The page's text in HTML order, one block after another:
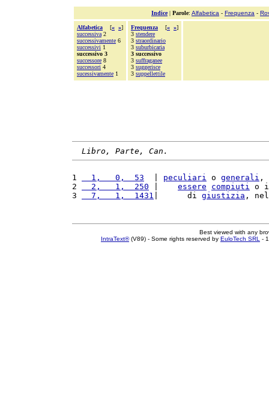
Indice| Parole: Alfabetica - Frequenza -
Alfabetica [« »]
successiva 2
successivamente 6
successivi 1
successivo 3
successore 8
successori 4
sucessivamente 1
Frequenza [« »]
3 stendere
3 straordinario
3 suburbicaria
3 successivo
3 suffraganee
3 suggerisce
3 suppellettile
Libro, Parte, Can.
1
  1,   0,  53
peculiari o generali ,
2
  2,   1,  250
essere compiuti o
3
  7,   1,  1431
|      di giustizia ,
Best viewed with any
IntraText®(V89) - Some rights reserved by EuloTech SRL -